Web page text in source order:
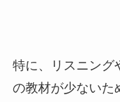
特に、リスニング
の教材が少ないた